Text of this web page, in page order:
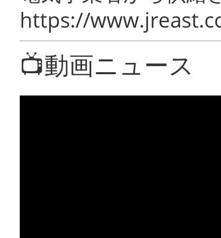
https://
📺動画ニュース